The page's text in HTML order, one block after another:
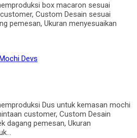
box macaron sesuai
Custom Desain sesuai
pemesan, Ukuran menyesuaikan
Dus untuk kemasan mochi
customer, Custom Desain
dagang pemesan, Ukuran